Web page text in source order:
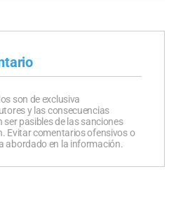
son de exclusiva
y las consecuencias
ser pasibles de las sanciones
Evitar comentarios ofensivos o
abordado en la información.